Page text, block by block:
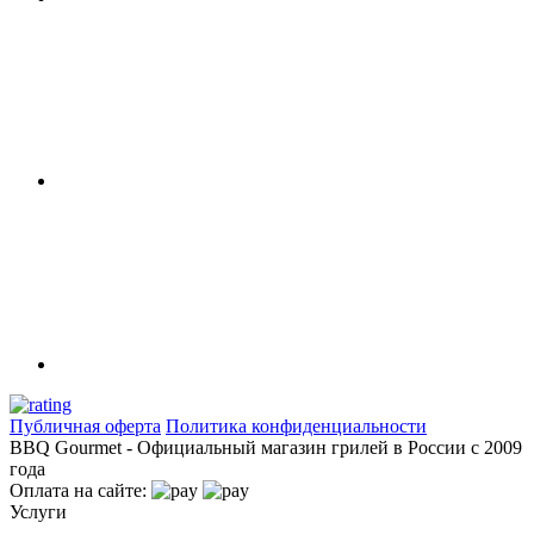
Публичная оферта Политика конфиденциальности
BBQ Gourmet - Официальный магазин грилей в России с 2009
года
Оплата на сайте:
Услуги